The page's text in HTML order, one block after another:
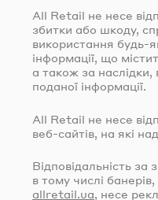
All Retail не несе
збитки або шкоду,
використання будь-
інформації, що
а також за
поданої інформації.
All Retail не несе
веб-сайтів , на які
Відповідальність
в тому числі
allretail.ua, несе